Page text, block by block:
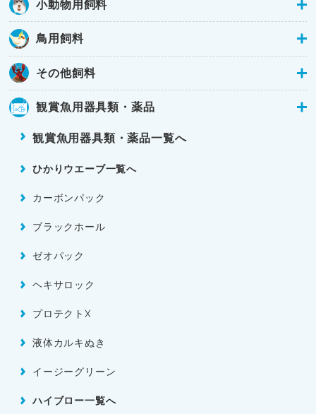
小動物用飼料
鳥用飼料
その他飼料
観賞魚用器具類・薬品
観賞魚用器具類・薬品一覧へ
ひかりウエーブ一覧へ
カーボンパック
ブラックホール
ゼオパック
ヘキサロック
プロテクトX
液体カルキぬき
イージーグリーン
ハイブロー一覧へ